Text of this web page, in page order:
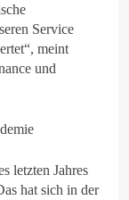
Service
meint
und
letzten Jahres
hat sich in der